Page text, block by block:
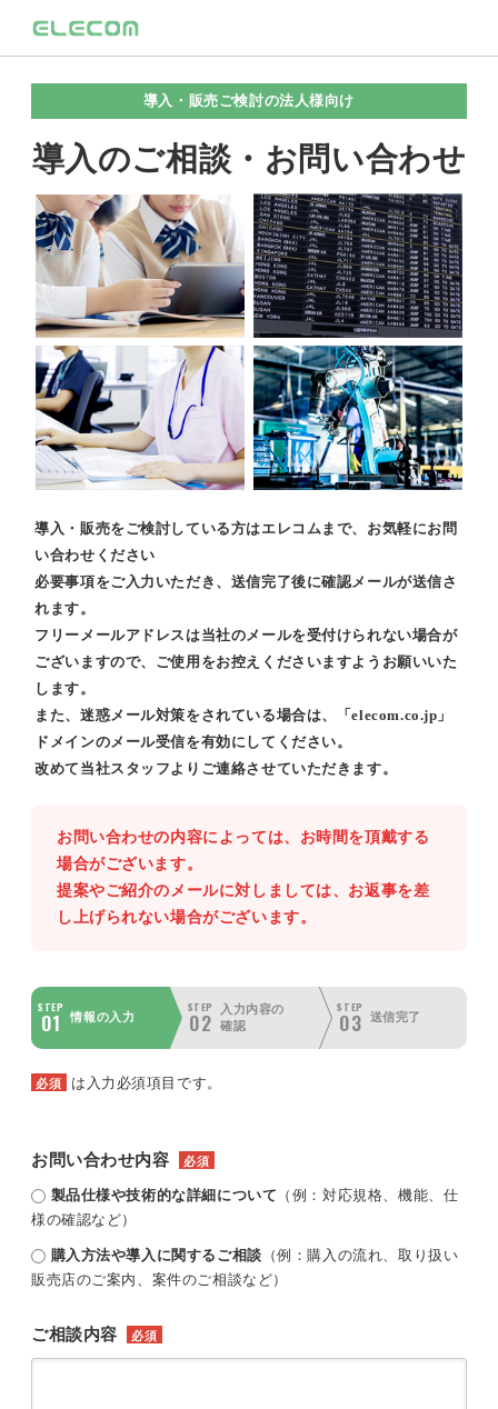
導入・販売ご検討の法人様向け
導入のご相談・お問い合わせ
導入・販売をご検討している方はエレコムまで、お気軽にお問
い合わせください
必要事項をご入力いただき、送信完了後に確認メールが送信さ
れます。
フリーメールアドレスは当社のメールを受付けられない場合が
ございますので、ご使用をお控えくださいますようお願いいた
します。
また、迷惑メール対策をされている場合は、「elecom.co.jp」
ドメインのメール受信を有効にしてください。
改めて当社スタッフよりご連絡させていただきます。
お問い合わせの内容によっては、お時間を頂戴する
場合がございます。
提案やご紹介のメールに対しましては、お返事を差
し上げられない場合がございます。
STEP
01 情報の入力
STEP
02
入力内容の
確認
STEP
03 送信完了
必須 は入力必須項目です。
お問い合わせ内容 必須
製品仕様や技術的な詳細について （例：対応規格、機能、仕
様の確認など）
購入方法や導入に関するご相談 （例：購入の流れ、取り扱い
販売店のご案内、案件のご相談など）
ご相談内容 必須